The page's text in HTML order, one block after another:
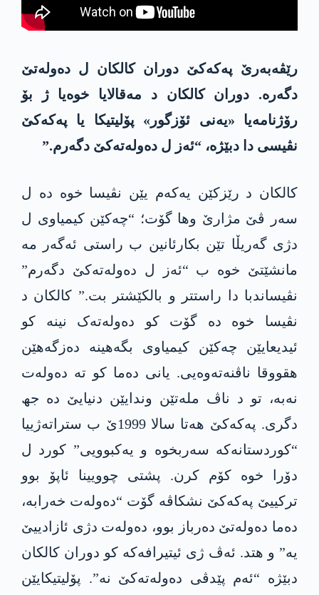
رێڤەبەرێ پەکەکێ دوران کالکان ل دەولەتێ
دگەرە. دوران کالکان د مەقالایا خوەیا ژ بۆ
رۆژنامەیا «یەنی ئۆزگور» پۆلیتیکا یا پەکەکێ
نڤیسی دا دبێژە، “ئەز ل دەولەتەکێ دگەرم.”
کالکان د رێزکێن یەکەم یێن نڤیسا خوە دە ل
سەر ڤێ مژارێ وھا گۆت؛ “چەکێن کیمیاوی ل
دژی گەریڵا تێن بکارئانین ب راستی ئەگەر مە
مانشێتێ خوە ب “ئەز ل دەولەتەکێ دگەرم”
نڤیساندبا دا راستتر و بالکێشتر بت.” کالکان د
نڤیسا خوە دە گۆت کو دەولەتەک نینە کو
ئیدیعایێن چەکێن کیمیاوی بگەھینە دەزگەھێن
ھقووقا ناڤنەتەوەیی. یانی دەما کو تە دەولەت
نەبە، تو د ناڤ ملەتێن وندایێن دنیایێ دە جھ
دگری. پەکەکێ ھەتا سالا 1999ێ ب ستراتەژییا
“کوردستانەکە سەربخوە و یەکبوویی” کورد ل
دۆرا خوە کۆم کرن. پشتی چوویینا ئاپۆ بوو
ترکییێ پەکەکێ نشکاڤە گۆت “دەولەت خەرابە،
دەما دەولەتێ دەرباز بوو، دەولەت دژی ئازادییێ
یە” و ھتد. ئەڤ ژی ئیتیرافەکە کو دوران کالکان
دبێژە “ئەم پێدڤی دەولەتەکێ نە”. پۆلیتیکایێن